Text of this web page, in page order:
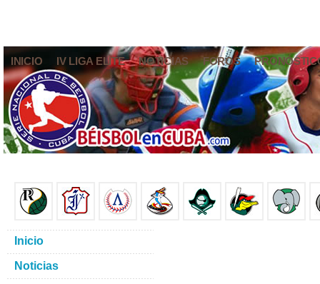
INICIO IV LIGA ELITE NOTICIAS FOROS
Inicio
Noticias